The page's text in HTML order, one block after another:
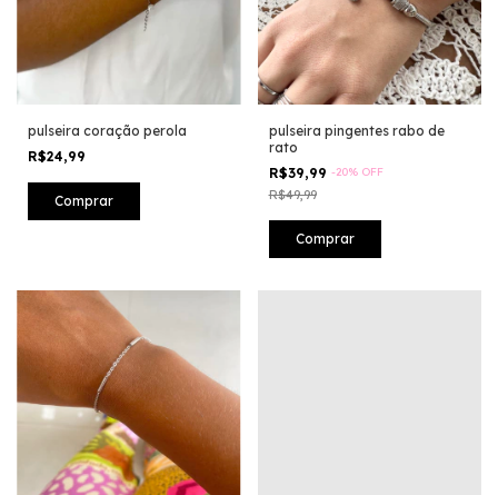
pulseira coração perola
R$24,99
pulseira pingentes rabo de
rato
R$39,99 -20% OFF
R$49,99